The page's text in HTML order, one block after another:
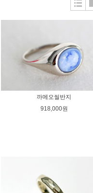
까메오씰반지
918,000원